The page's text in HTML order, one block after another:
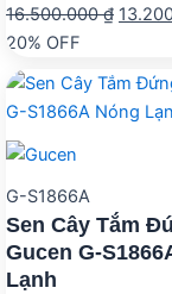
16.500.000₫ Giá
20% OFF
G-S1866A
Sen Cây Tắm
Gucen G-
Lạnh